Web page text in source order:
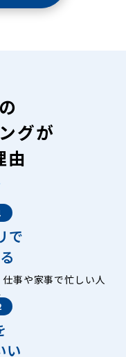
グが
由
で
事や家事で忙しい人
い